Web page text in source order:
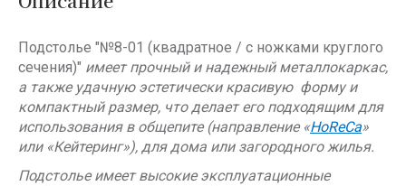
Подстолье "№8-01 (квадратное / с ножками круглого
сечения)" имеет прочный и надежный металлокаркас,
а также удачную эстетически красивую форму и
компактный размер, что делает его подходящим для
использования в общепите (направление «HoReCa»
или «Кейтеринг»), для дома или загородного жилья.
Подстолье имеет высокие эксплуатационные